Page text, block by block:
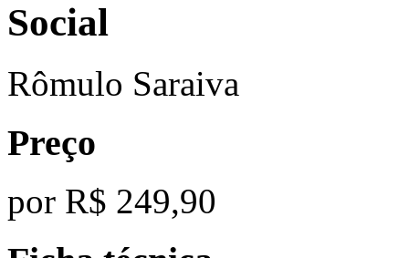
Social
Rômulo Saraiva
Preço
por R$ 249,90